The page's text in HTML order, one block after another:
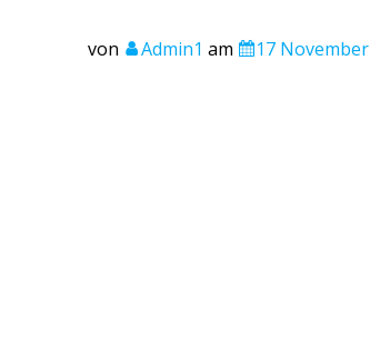
von Admin1 am 17 November